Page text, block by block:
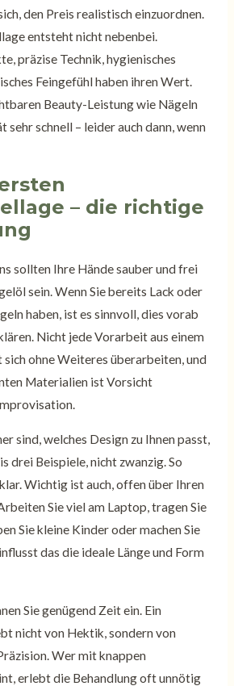
den Preis realistisch einzuordnen.
entsteht nicht nebenbei.
präzise Technik, hygienisches
Feingefühl haben ihren Wert.
Beauty-Leistung wie Nägeln
sehr schnell – leider auch dann, wenn
– die richtige
sollten Ihre Hände sauber und frei
sein. Wenn Sie bereits Lack oder
haben, ist es sinnvoll, dies vorab
Nicht jede Vorarbeit aus einem
sich ohne Weiteres überarbeiten, und
Materialien ist Vorsicht
sind, welches Design zu Ihnen passt,
drei Beispiele, nicht zwanzig. So
Wichtig ist auch, offen über Ihren
Sie viel am Laptop, tragen Sie
Sie kleine Kinder oder machen Sie
das die ideale Länge und Form
Sie genügend Zeit ein. Ein
nicht von Hektik, sondern von
Wer mit knappen
erlebt die Behandlung oft unnötig